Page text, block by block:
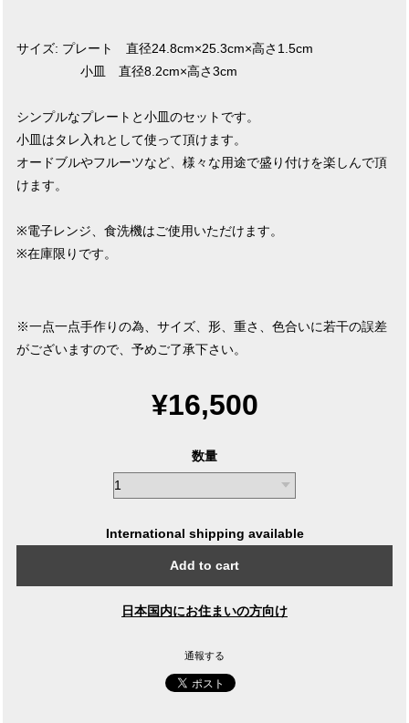
サイズ: プレート 直径24.8cm×25.3cm×高さ1.5cm
小皿 直径8.2cm×高さ3cm
シンプルなプレートと小皿のセットです。
小皿はタレ入れとして使って頂けます。
オードブルやフルーツなど、様々な用途で盛り付けを楽しんで頂
けます。
※電子レンジ、食洗機はご使用いただけます。
※在庫限りです。
※一点一点手作りの為、サイズ、形、重さ、色合いに若干の誤差
がございますので、予めご了承下さい。
¥16,500
数量
International shipping available
Add to cart
日本国内にお住まいの方向け
通報する